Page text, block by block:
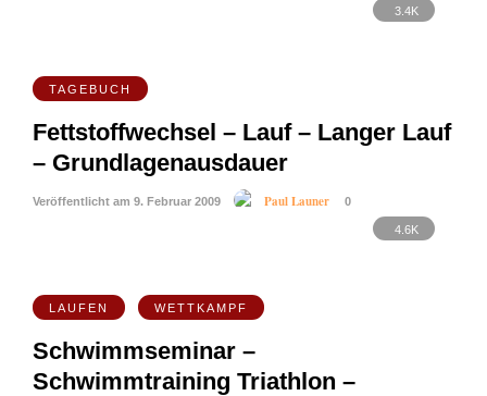
3.4K
TAGEBUCH
Fettstoffwechsel – Lauf – Langer Lauf
– Grundlagenausdauer
Veröffentlicht am 9. Februar 2009 Paul Launer 0
4.6K
LAUFEN WETTKAMPF
Schwimmseminar –
Schwimmtraining Triathlon –